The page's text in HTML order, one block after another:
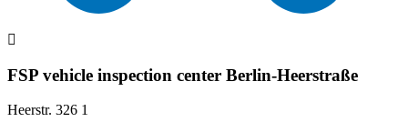
FSP vehicle inspection center Berlin-Heerstraße
Heerstr. 326 1